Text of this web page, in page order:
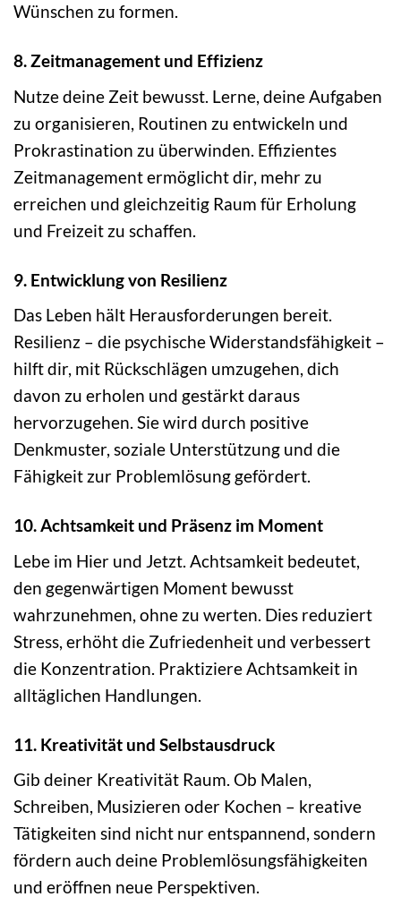
Wünschen zu formen.
8. Zeitmanagement und Effizienz
Nutze deine Zeit bewusst. Lerne, deine Aufgaben
zu organisieren, Routinen zu entwickeln und
Prokrastination zu überwinden. Effizientes
Zeitmanagement ermöglicht dir, mehr zu
erreichen und gleichzeitig Raum für Erholung
und Freizeit zu schaffen.
9. Entwicklung von Resilienz
Das Leben hält Herausforderungen bereit.
Resilienz – die psychische Widerstandsfähigkeit –
hilft dir, mit Rückschlägen umzugehen, dich
davon zu erholen und gestärkt daraus
hervorzugehen. Sie wird durch positive
Denkmuster, soziale Unterstützung und die
Fähigkeit zur Problemlösung gefördert.
10. Achtsamkeit und Präsenz im Moment
Lebe im Hier und Jetzt. Achtsamkeit bedeutet,
den gegenwärtigen Moment bewusst
wahrzunehmen, ohne zu werten. Dies reduziert
Stress, erhöht die Zufriedenheit und verbessert
die Konzentration. Praktiziere Achtsamkeit in
alltäglichen Handlungen.
11. Kreativität und Selbstausdruck
Gib deiner Kreativität Raum. Ob Malen,
Schreiben, Musizieren oder Kochen – kreative
Tätigkeiten sind nicht nur entspannend, sondern
fördern auch deine Problemlösungsfähigkeiten
und eröffnen neue Perspektiven.